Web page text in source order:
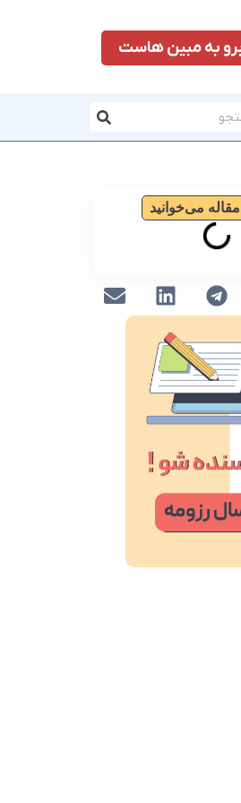
به مبین هاست
مقاله می‌خوانید